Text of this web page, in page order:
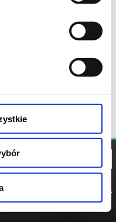
POLITYKA